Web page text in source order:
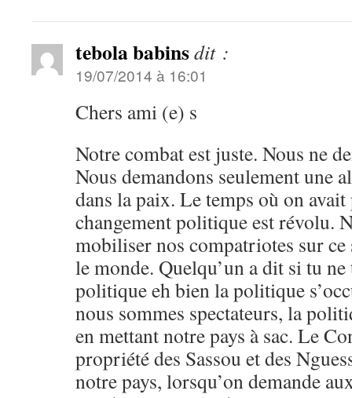
tebola babinsdit :
19/07/2014 à 16:01
Chers ami (e) s
Notre combat est juste. Nous ne
Nous demandons seulement une
dans la paix. Le temps où on
changement politique est révolu.
mobiliser nos compatriotes sur
le monde. Quelqu’un a dit si tu ne
politique eh bien la politique
nous sommes spectateurs, la
en mettant notre pays à sac. Le
propriété des Sassou et des
notre pays, lorsqu’on demande